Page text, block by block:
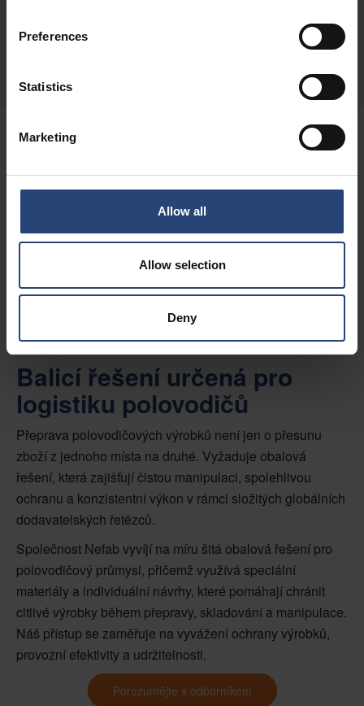
Preferences
Statistics
Marketing
Allow all
Allow selection
Deny
Balicí řešení určená pro
logistiku polovodičů
Přeprava polovodičových výrobků není jen o přesunu
zboží z jednoho místa na druhé. Vyžaduje obalová
řešení, která zajišťují čistou manipulaci, spolehlivou
ochranu a konzistentní výkon v rámci složitých globálních
dodavatelských řetězců.
Společnost Nefab vyvíjí na míru šitá obalová řešení pro
polovodičový průmysl, přičemž využívá speciální
materiály a individuální návrhy, které pomáhají chránit
citlivé výrobky během přepravy, skladování a manipulace.
Náš přístup se zaměřuje na vyvážení ochrany výrobků,
provozní efektivity a udržitelnosti.
Porozumějte s odborníkem